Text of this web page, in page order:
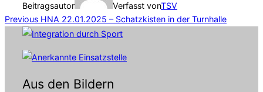
Beitragsautor Verfasst vonTSV
Beitragsnavigation
Previous
Previous HNA 22.01.2025 – Schatzkisten in der Turnhalle
Aus den Bildern